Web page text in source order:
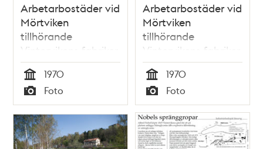
Arbetarbostäder vid
Mörtviken
tillhörande
Vintervikens fabriker.
Gula Villan till höger.
Tid
1970
Typ
Foto
Arbetarbostäder vid
Mörtviken
tillhörande
Vintervikens fabriker.
Det bortre av husen
numera rivet.
Tid
1970
Typ
Foto